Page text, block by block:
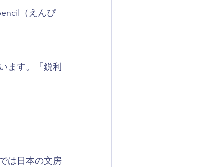
（えんぴ
ます。「鋭利
は日本の文房